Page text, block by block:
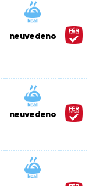
neuvedeno
neuvedeno